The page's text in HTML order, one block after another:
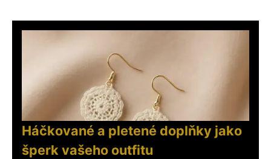
Háčkované a pletené doplňky jako
šperk vašeho outfitu